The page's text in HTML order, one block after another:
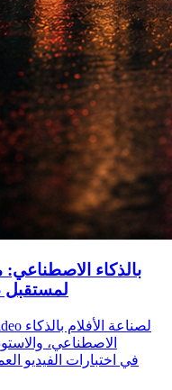
لمستقبل
الاصطناعي،